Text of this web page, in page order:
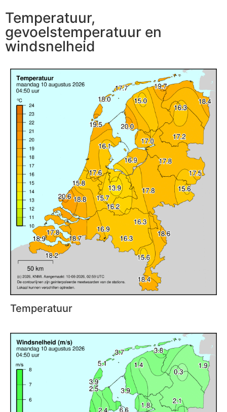
Temperatuur,
gevoelstemperatuur en
windsnelheid
Temperatuur